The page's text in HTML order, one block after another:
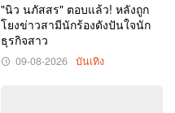
"นิว นภัสสร" ตอบแล้ว! หลังถูก
โยงข่าวสามีนักร้องดังปันใจนัก
ธุรกิจสาว
09-08-2026 บันเทิง